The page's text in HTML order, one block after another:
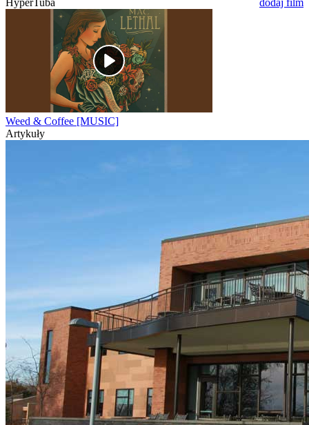
HyperTuba dodaj film
Weed & Coffee [MUSIC]
Artykuły